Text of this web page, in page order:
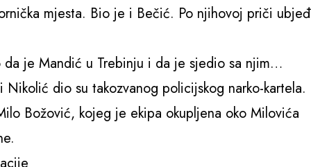
mjesta. Bio je i Bečić. Po njihovoj priči
je Mandić u Trebinju i da je sjedio sa njim…
dio su takozvanog policijskog narko-kartela.
Božović, kojeg je ekipa okupljena oko Milovića